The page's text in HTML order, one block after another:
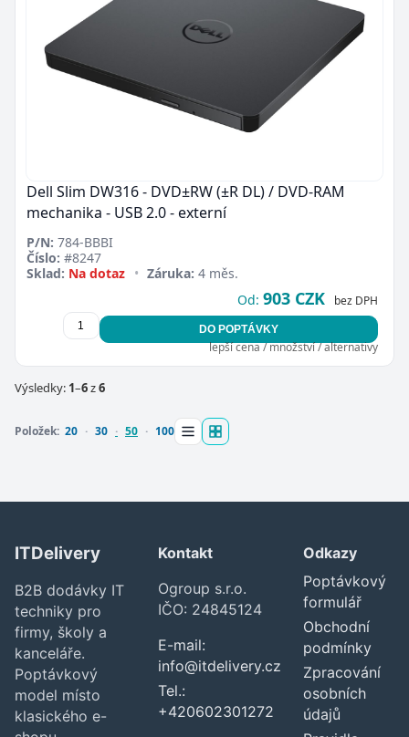
Dell Slim DW316 - DVD±RW (±R DL) / DVD-RAM
mechanika - USB 2.0 - externí
P/N: 784-BBBI
Číslo: #8247
Sklad: Na dotaz • Záruka: 4 měs.
Od: 903 CZK bez DPH
DO POPTÁVKY
lepší cena / množství / alternativy
Výsledky: 1–6z6
Položek: 20 30 50 100
ITDelivery
B2B dodávky IT
techniky pro
firmy, školy a
kanceláře.
Poptávkový
model místo
klasického e-
Kontakt
Ogroup s.r.o.
IČO: 24845124
E-mail:
info@itdelivery.cz
Tel.:
+420602301272
Odkazy
Poptávkový
formulář
Obchodní
podmínky
Zpracování
osobních
údajů